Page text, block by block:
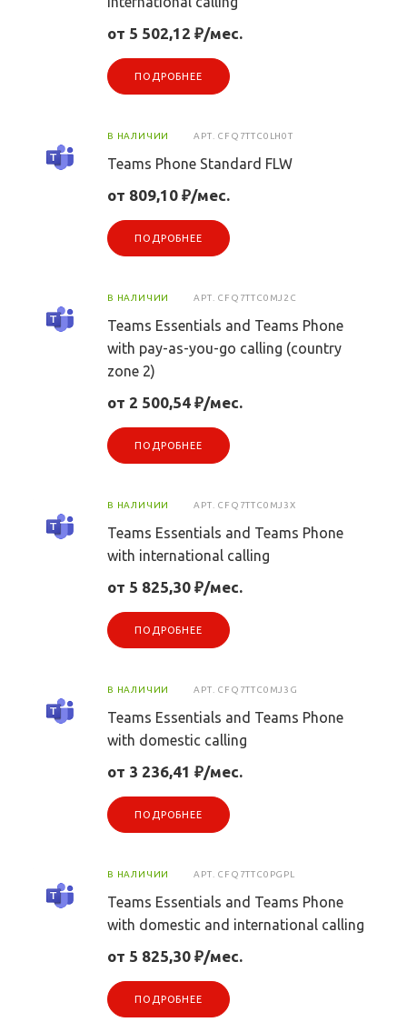
от 5 502,12 ₽/мес.
ПОДРОБНЕЕ
В НАЛИЧИИ АРТ. CFQ7TTC0LH0T
Teams Phone Standard FLW
от 809,10 ₽/мес.
ПОДРОБНЕЕ
В НАЛИЧИИ АРТ. CFQ7TTC0MJ2C
Teams Essentials and Teams Phone
with pay-as-you-go calling (country
zone 2)
от 2 500,54 ₽/мес.
ПОДРОБНЕЕ
В НАЛИЧИИ АРТ. CFQ7TTC0MJ3X
Teams Essentials and Teams Phone
with international calling
от 5 825,30 ₽/мес.
ПОДРОБНЕЕ
В НАЛИЧИИ АРТ. CFQ7TTC0MJ3G
Teams Essentials and Teams Phone
with domestic calling
от 3 236,41 ₽/мес.
ПОДРОБНЕЕ
В НАЛИЧИИ АРТ. CFQ7TTC0PGPL
Teams Essentials and Teams Phone
with domestic and international calling
от 5 825,30 ₽/мес.
ПОДРОБНЕЕ